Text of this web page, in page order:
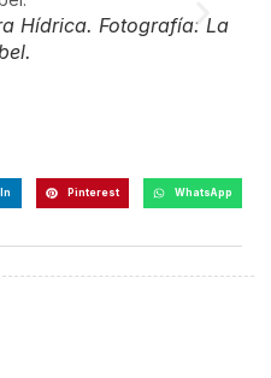
Hídrica. Fotografía: La
Pinterest WhatsApp